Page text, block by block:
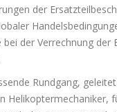
der
bei der Verrechnung der
Rundgang,
Helikoptermechaniker,